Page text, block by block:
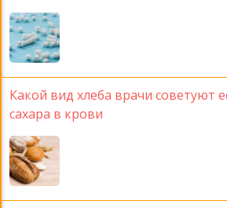
Какой вид хлеба врачи советуют
сахара в крови